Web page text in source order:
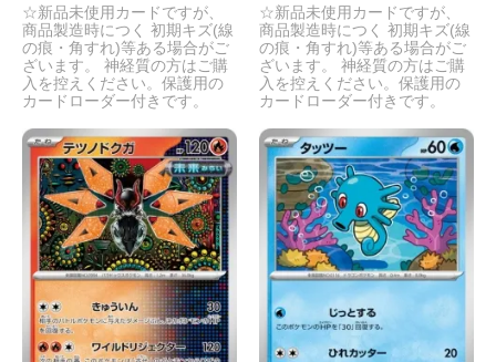
☆新品未使用カードですが、
商品製造時につく 初期キズ(線
の痕・角すれ)等ある場合がご
ざいます。 神経質の方はご購
入を控えください。保護用の
カードローダー付きです。
☆新品未使用カードですが、
商品製造時につく 初期キズ(線
の痕・角すれ)等ある場合がご
ざいます。 神経質の方はご購
入を控えください。保護用の
カードローダー付きです。